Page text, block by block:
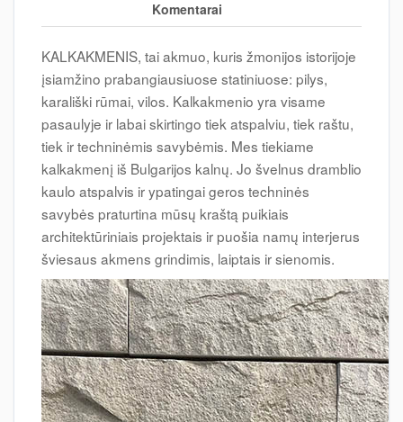
Komentarai
KALKAKMENIS, tai akmuo, kuris žmonijos istorijoje
įsiamžino prabangiausiuose statiniuose: pilys,
karališki rūmai, vilos. Kalkakmenio yra visame
pasaulyje ir labai skirtingo tiek atspalviu, tiek raštu,
tiek ir techninėmis savybėmis. Mes tiekiame
kalkakmenį iš Bulgarijos kalnų. Jo švelnus dramblio
kaulo atspalvis ir ypatingai geros techninės
savybės praturtina mūsų kraštą puikiais
architektūriniais projektais ir puošia namų interjerus
šviesaus akmens grindimis, laiptais ir sienomis.